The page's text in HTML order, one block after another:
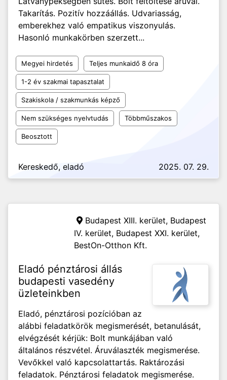
Takarítás. Pozitív hozzáállás. Udvariasság,
emberekhez való empatikus viszonyulás.
Hasonló munkakörben szerzett...
Megyei hirdetés Teljes munkaidő 8 óra
1-2 év szakmai tapasztalat
Szakiskola / szakmunkás képző
Nem szükséges nyelvtudás Többműszakos
Beosztott
Kereskedő, eladó 2025. 07. 29.
Budapest XIII. kerület, Budapest
IV. kerület, Budapest XXI. kerület,
BestOn-Otthon Kft.
Eladó pénztárosi állás
budapesti vasedény
üzleteinkben
Eladó, pénztárosi pozícióban az
alábbi feladatkörök megismerését, betanulását,
elvégzését kérjük: Bolt munkájában való
általános részvétel. Áruválaszték megismerése.
Vevőkkel való kapcsolattartás. Raktározási
feladatok. Pénztárosi feladatok megismerése.